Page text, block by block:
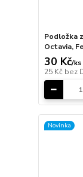
Podložka
Octavia,
30 Kč/ks
25 Kč bez
Novinka